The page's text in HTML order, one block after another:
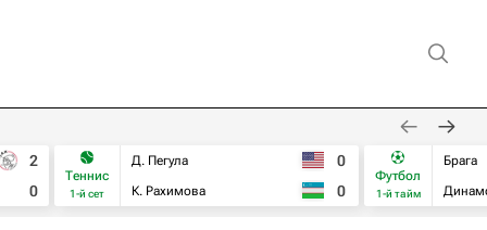
2
0
Теннис
1-й сет
Д. Пегула
К. Рахимова
0
0
Футбол
1-й тайм
Брага